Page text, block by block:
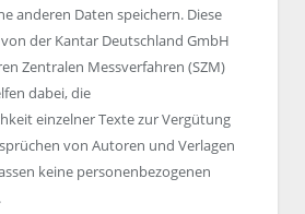
anderen Daten speichern. Diese
der Kantar Deutschland GmbH
Zentralen Messverfahren (SZM)
dabei, die
einzelner Texte zur Vergütung
von Autoren und Verlagen
keine personenbezogenen